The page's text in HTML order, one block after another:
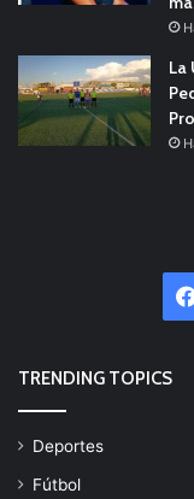
La
TRENDING TOPICS
Deportes
Fútbol